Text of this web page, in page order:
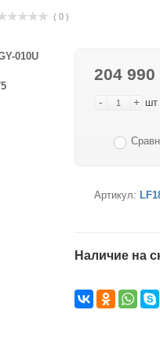
( 0 )
204 990
- + шт
Артикул:
Наличие на
010U